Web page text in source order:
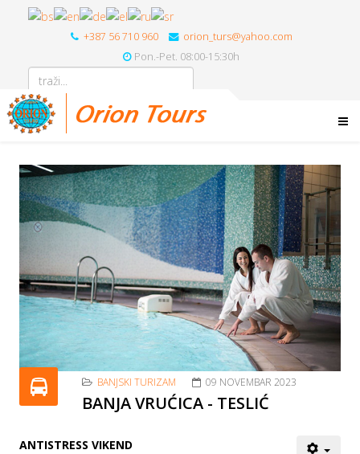
+387 56 710 960
orion_turs@yahoo.com
Pon.-Pet. 08:00-15:30h
BANJSKI TURIZAM 09 NOVEMBAR 2023
BANJA VRUĆICA - TESLIĆ
ANTISTRESS VIKEND